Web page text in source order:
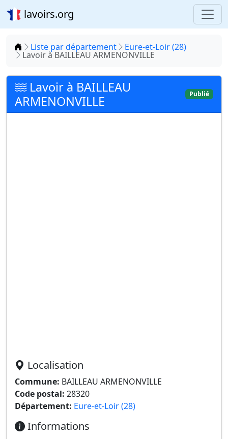
lavoirs.org
Accueil
Liste par département Eure-et-Loir (28)
Lavoir à BAILLEAU ARMENONVILLE
Lavoir à BAILLEAU
ARMENONVILLE
Publié
Localisation
Commune: BAILLEAU ARMENONVILLE
Code postal: 28320
Département: Eure-et-Loir (28)
Informations